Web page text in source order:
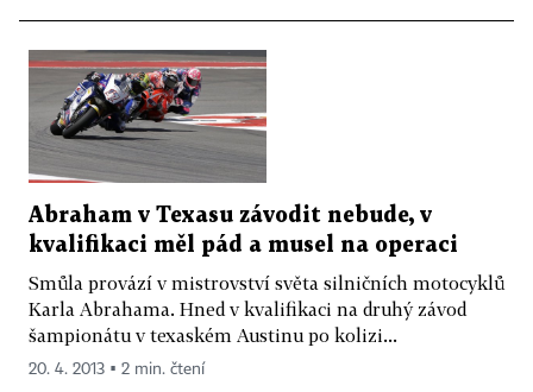
Abraham v Texasu závodit nebude, v
kvalifikaci měl pád a musel na operaci
Smůla provází v mistrovství světa silničních motocyklů
Karla Abrahama. Hned v kvalifikaci na druhý závod
šampionátu v texaském Austinu po kolizi...
20. 4. 2013 ▪ 2 min. čtení